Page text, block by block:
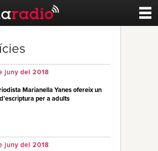
juny del 2018
Marianella Yanes ofereix un
per a adults
juny del 2018